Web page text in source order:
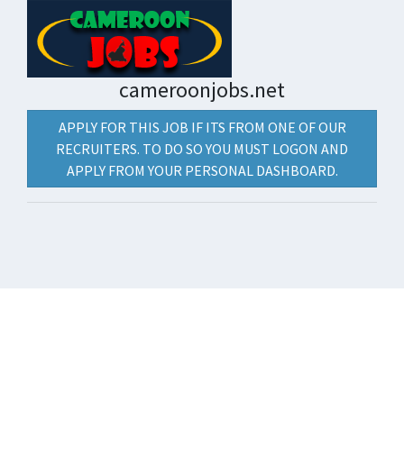
cameroonjobs.net
APPLY FOR THIS JOB IF ITS FROM ONE OF OUR
RECRUITERS. TO DO SO YOU MUST LOGON AND
APPLY FROM YOUR PERSONAL DASHBOARD.